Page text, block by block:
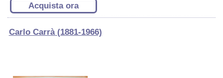
Acquista ora
Carlo Carrà (1881-1966)